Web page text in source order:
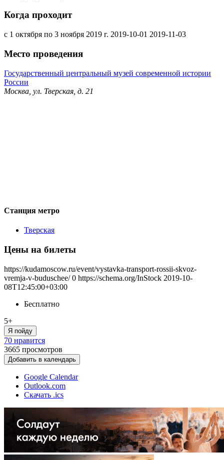
Когда проходит
с 1 октября по 3 ноября 2019 г. 2019-10-01 2019-11-03
Место проведения
Государственный центральный музей современной истории
России
Москва, ул. Тверская, д. 21
Станция метро
Тверская
Цены на билеты
https://kudamoscow.ru/event/vystavka-transport-rossii-skvoz-
vremja-v-buduschee/ 0 https://schema.org/InStock 2019-10-
08T12:45:00+03:00
Бесплатно
5+
Я пойду
70 нравится
3665 просмотров
Добавить в календарь
Google Calendar
Outlook.com
Скачать .ics